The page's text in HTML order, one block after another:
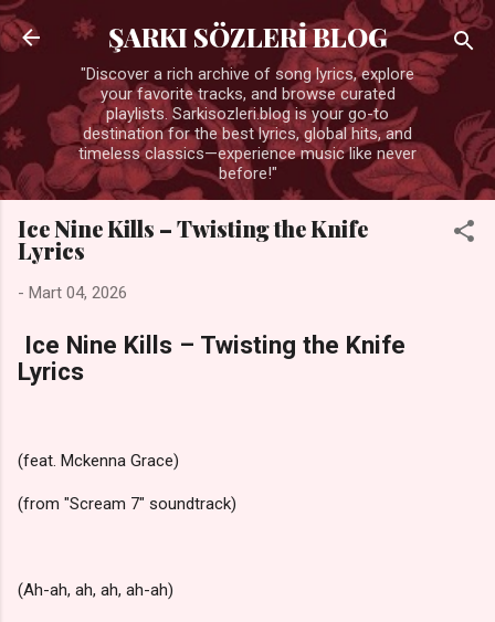
Ana içeriğe atla
ŞARKI SÖZLERİ BLOG
"Discover a rich archive of song lyrics, explore
your favorite tracks, and browse curated
playlists. Sarkisozleri.blog is your go-to
destination for the best lyrics, global hits, and
timeless classics—experience music like never
before!"
Ice Nine Kills – Twisting the Knife
Lyrics
- Mart 04, 2026
Ice Nine Kills – Twisting the Knife
Lyrics
(feat. Mckenna Grace)
(from "Scream 7" soundtrack)
(Ah-ah, ah, ah, ah-ah)